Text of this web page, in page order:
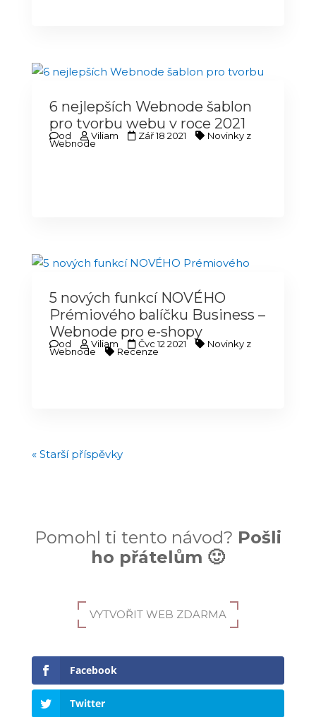
6 nejlepších Webnode šablon
pro tvorbu webu v roce 2021
od Viliam Zář 18 2021 Novinky z
Webnode
5 nových funkcí NOVÉHO
Prémiového balíčku Business –
Webnode pro e-shopy
od Viliam Čvc 12 2021 Novinky z
Webnode Recenze
« Starší příspěvky
Pomohl ti tento návod? Pošli
ho přátelům 🙂
VYTVOŘIT WEB ZDARMA
Facebook
Twitter